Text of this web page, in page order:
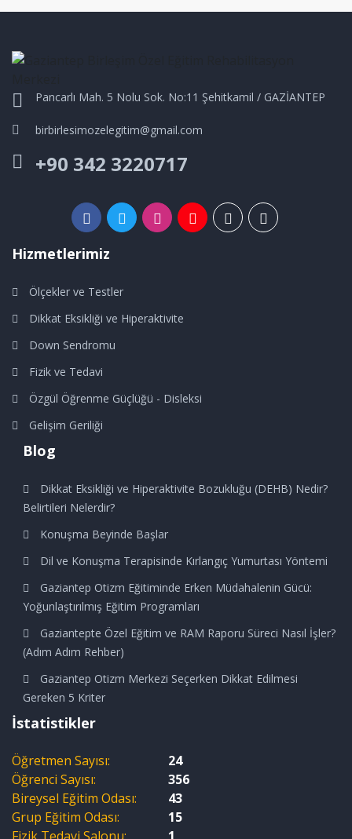
Pancarlı Mah. 5 Nolu Sok. No:11 Şehitkamil / GAZİANTEP
birbirlesimozelegitim@gmail.com
+90 342 3220717
Hizmetlerimiz
Ölçekler ve Testler
Dikkat Eksikliği ve Hiperaktivite
Down Sendromu
Fizik ve Tedavi
Özgül Öğrenme Güçlüğü - Disleksi
Gelişim Geriliği
Blog
Dikkat Eksikliği ve Hiperaktivite Bozukluğu (DEHB) Nedir?
Belirtileri Nelerdir?
Konuşma Beyinde Başlar
Dil ve Konuşma Terapisinde Kırlangıç Yumurtası Yöntemi
Gaziantep Otizm Eğitiminde Erken Müdahalenin Gücü:
Yoğunlaştırılmış Eğitim Programları
Gaziantepte Özel Eğitim ve RAM Raporu Süreci Nasıl İşler?
(Adım Adım Rehber)
Gaziantep Otizm Merkezi Seçerken Dikkat Edilmesi
Gereken 5 Kriter
İstatistikler
Öğretmen Sayısı:
24
Öğrenci Sayısı:
356
Bireysel Eğitim Odası:
43
Grup Eğitim Odası:
15
Fizik Tedavi Salonu:
1